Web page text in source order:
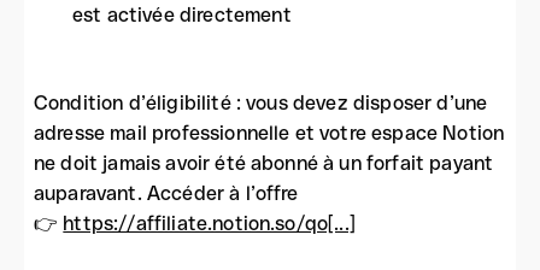
est activée directement
Condition d’éligibilité : vous devez disposer d’une
adresse mail professionnelle et votre espace Notion
ne doit jamais avoir été abonné à un forfait payant
auparavant. Accéder à l’offre
👉 https://affiliate.notion.so/qo[...]